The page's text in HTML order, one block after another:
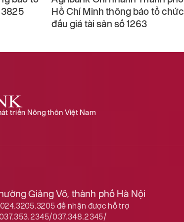
3825
Hồ Chí Minh thông báo tổ chức
đấu giá tài sản số 1263
triển Nông thôn Việt Nam
Giảng Võ, thành phố Hà Nội
để nhận được hỗ trợ
037.348.2345/